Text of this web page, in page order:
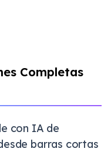
Completas
con IA de
barras cortas